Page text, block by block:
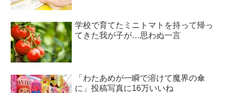
学校で育てたミニトマトを持って帰っ
てきた我が子が…思わぬ一言
「わたあめが一瞬で溶けて魔界の傘
に」投稿写真に16万いいね